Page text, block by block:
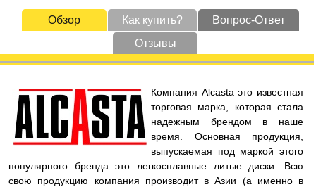
Обзор Как купить?
Вопрос-Ответ
Отзывы
Компания Alcasta это известная
торговая марка, которая стала
надежным брендом в наше
время. Основная продукция,
выпускаемая под маркой этого
популярного бренда это легкосплавные литые диски. Всю
свою продукцию компания производит в Азии (а именно в